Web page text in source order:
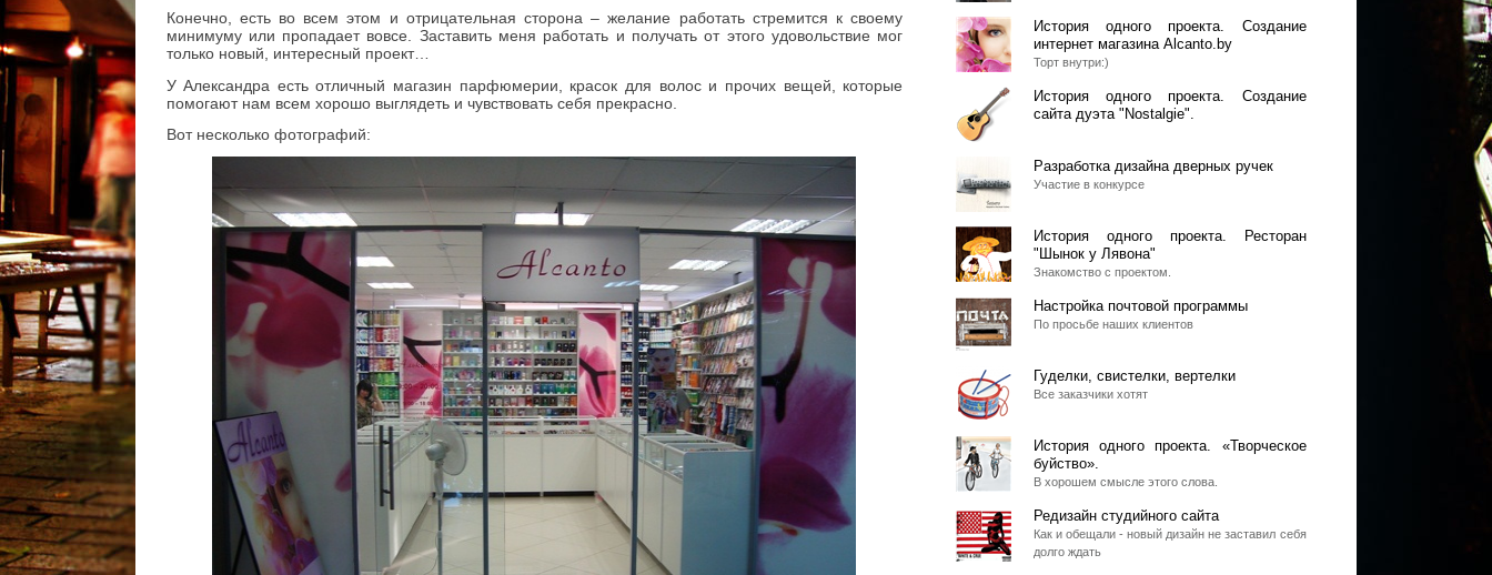
Конечно, есть во всем этом и отрицательная сторона – желание работать стремится к своему
минимуму или пропадает вовсе. Заставить меня работать и получать от этого удовольствие мог
только новый, интересный проект…
У Александра есть отличный магазин парфюмерии, красок для волос и прочих вещей, которые
помогают нам всем хорошо выглядеть и чувствовать себя прекрасно.
Вот несколько фотографий:
История одного проекта. Создание
интернет магазина Alcanto.by
Торт внутри:)
История одного проекта. Создание
сайта дуэта "Nostalgie".
Разработка дизайна дверных ручек
Участие в конкурсе
История одного проекта. Ресторан
"Шынок у Лявона"
Знакомство с проектом.
Настройка почтовой программы
По просьбе наших клиентов
Гуделки, свистелки, вертелки
Все заказчики хотят
История одного проекта. «Творческое
буйство».
В хорошем смысле этого слова.
Редизайн студийного сайта
Как и обещали - новый дизайн не заставил себя
долго ждать